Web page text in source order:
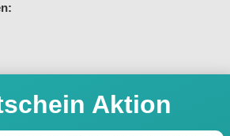
71,95
Aktion